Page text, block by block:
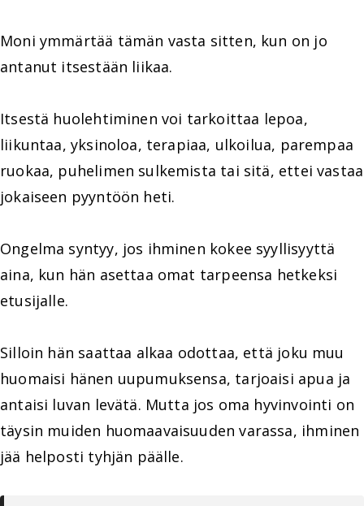
Moni ymmärtää tämän vasta sitten, kun on jo
antanut itsestään liikaa.
Itsestä huolehtiminen voi tarkoittaa lepoa,
liikuntaa, yksinoloa, terapiaa, ulkoilua, parempaa
ruokaa, puhelimen sulkemista tai sitä, ettei vastaa
jokaiseen pyyntöön heti.
Ongelma syntyy, jos ihminen kokee syyllisyyttä
aina, kun hän asettaa omat tarpeensa hetkeksi
etusijalle.
Silloin hän saattaa alkaa odottaa, että joku muu
huomaisi hänen uupumuksensa, tarjoaisi apua ja
antaisi luvan levätä. Mutta jos oma hyvinvointi on
täysin muiden huomaavaisuuden varassa, ihminen
jää helposti tyhjän päälle.